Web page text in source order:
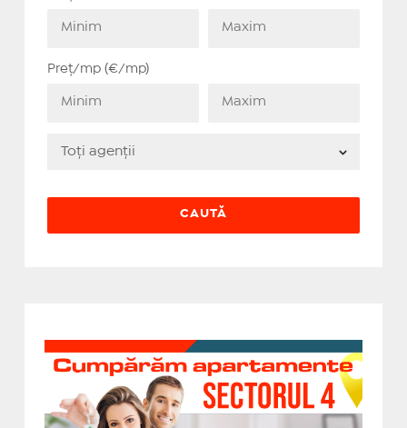
Preț/mp (€/mp)